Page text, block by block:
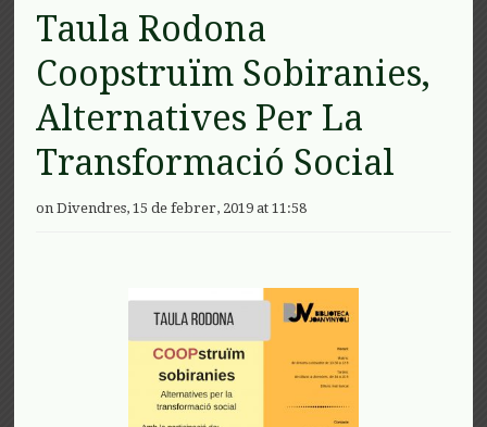
Taula Rodona
Coopstruïm Sobiranies,
Alternatives Per La
Transformació Social
on Divendres, 15 de febrer, 2019 at 11:58